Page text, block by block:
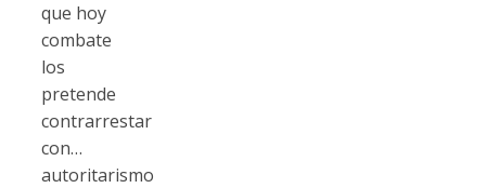
que hoy
combate
los
pretende
contrarrestar
con…
autoritarismo